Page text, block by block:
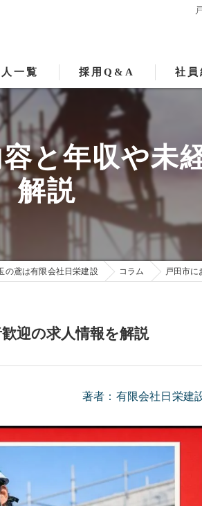
一覧 採用Q&A 社員
と年収や未
解説
の鳶は有限会社日栄建設 コラム 戸田市
迎の求人情報を解説
著者：有限会社日栄建